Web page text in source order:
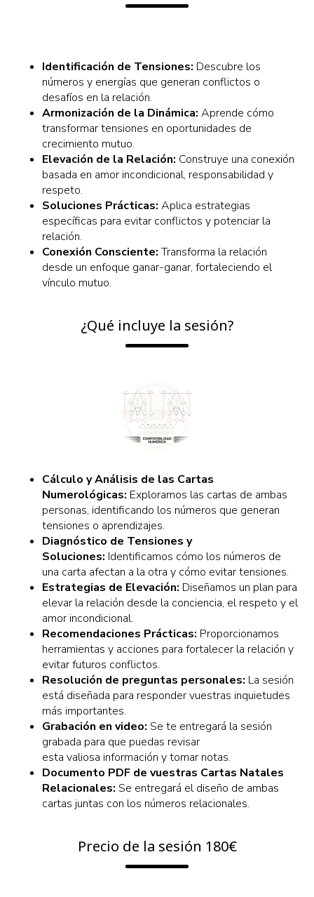
Identificación de Tensiones: Descubre los
números y energías que generan conflictos o
desafíos en la relación.
Armonización de la Dinámica: Aprende cómo
transformar tensiones en oportunidades de
crecimiento mutuo.
Elevación de la Relación: Construye una conexión
basada en amor incondicional, responsabilidad y
respeto.
Soluciones Prácticas: Aplica estrategias
específicas para evitar conflictos y potenciar la
relación.
Conexión Consciente:Transforma la relación
desde un enfoque ganar-ganar, fortaleciendo el
vínculo mutuo.
¿Qué incluye la sesión?
Cálculo y Análisis de las Cartas
Numerológicas: Exploramos las cartas de ambas
personas, identificando los números que generan
tensiones o aprendizajes.
Diagnóstico de Tensiones y
Soluciones: Identificamos cómo los números de
una carta afectan a la otra y cómo evitar tensiones.
Estrategias de Elevación: Diseñamos un plan para
elevar la relación desde la conciencia, el respeto y el
amor incondicional.
Recomendaciones Prácticas: Proporcionamos
herramientas y acciones para fortalecer la relación y
evitar futuros conflictos.
Resolución de preguntas personales: La sesión
está diseñada para responder vuestras inquietudes
más importantes.
Grabación en video: Se te entregará la sesión
grabada para que puedas revisar
esta valiosa información y tomar notas.
Documento PDF de vuestras Cartas Natales
Relacionales: Se entregará el diseño de ambas
cartas juntas con los números relacionales.
Precio de la sesión 180€